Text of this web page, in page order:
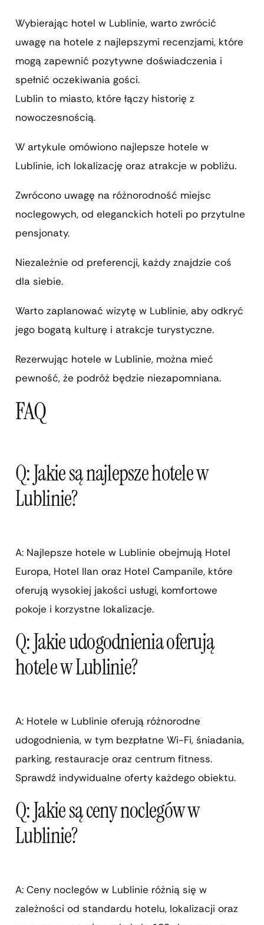
Wybierając hotel w Lublinie, warto zwrócić
uwagę na hotele z najlepszymi recenzjami, które
mogą zapewnić pozytywne doświadczenia i
spełnić oczekiwania gości.
Lublin to miasto, które łączy historię z
nowoczesnością.
W artykule omówiono najlepsze hotele w
Lublinie, ich lokalizację oraz atrakcje w pobliżu.
Zwrócono uwagę na różnorodność miejsc
noclegowych, od eleganckich hoteli po przytulne
pensjonaty.
Niezależnie od preferencji, każdy znajdzie coś
dla siebie.
Warto zaplanować wizytę w Lublinie, aby odkryć
jego bogatą kulturę i atrakcje turystyczne.
Rezerwując hotele w Lublinie, można mieć
pewność, że podróż będzie niezapomniana.
FAQ
Q: Jakie są najlepsze hotele w
Lublinie?
A: Najlepsze hotele w Lublinie obejmują Hotel
Europa, Hotel Ilan oraz Hotel Campanile, które
oferują wysokiej jakości usługi, komfortowe
pokoje i korzystne lokalizacje.
Q: Jakie udogodnienia oferują
hotele w Lublinie?
A: Hotele w Lublinie oferują różnorodne
udogodnienia, w tym bezpłatne Wi-Fi, śniadania,
parking, restauracje oraz centrum fitness.
Sprawdź indywidualne oferty każdego obiektu.
Q: Jakie są ceny noclegów w
Lublinie?
A: Ceny noclegów w Lublinie różnią się w
zależności od standardu hotelu, lokalizacji oraz